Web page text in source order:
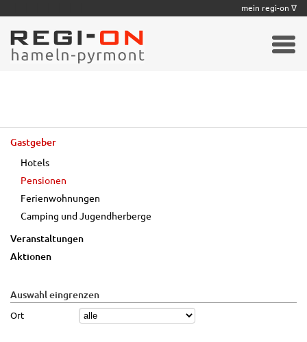
Gastgeber
Hotels
Pensionen
Ferienwohnungen
Camping und Jugendherberge
Veranstaltungen
Aktionen
Auswahl eingrenzen
Ort
mein regi-on ∇